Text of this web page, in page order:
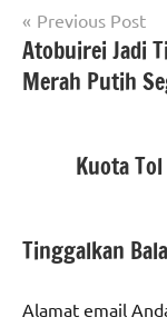
Navigasi
pos
Previous Post
Atobuirei Jadi
Merah Putih
Kuota
Tinggalkan
Alamat email